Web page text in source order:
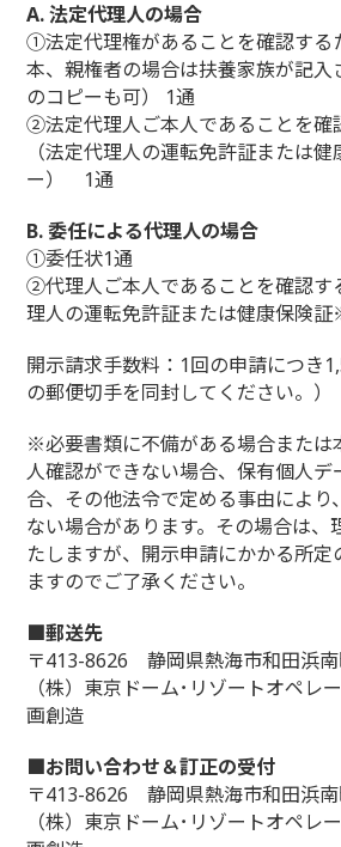
A. 法定代理人の場合
①法定代理権があることを確認する
本、親権者の場合は扶養家族が記
のコピーも可） 1通
②法定代理人ご本人であることを確
（法定代理人の運転免許証または
ー） 1通
B. 委任による代理人の場合
①委任状1通
②代理人ご本人であることを確認
理人の運転免許証または健康保険
開示請求手数料：1回の申請につき
の郵便切手を同封してください。）
※必要書類に不備がある場合または
人確認ができない場合、保有個人デ
合、その他法令で定める事由により
ない場合があります。その場合は、
たしますが、開示申請にかかる所定
ますのでご了承ください。
■郵送先
〒413-8626 静岡県熱海市和田浜
（株）東京ドーム･リゾートオペ
画創造
■お問い合わせ＆訂正の受付
〒413-8626 静岡県熱海市和田浜
（株）東京ドーム･リゾートオペ